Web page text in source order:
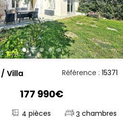
Villa Référence :15371
177 990€
4 3